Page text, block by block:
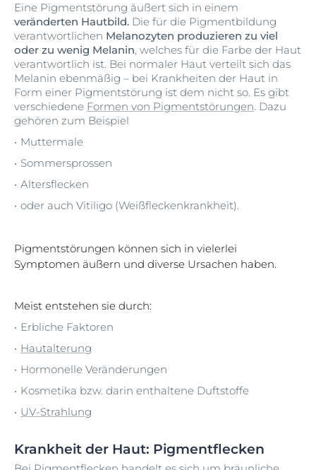
Eine Pigmentstörung äußert sich in einem
veränderten Hautbild. Die für die Pigmentbildung
verantwortlichen Melanozyten produzieren zu viel
oder zu wenig Melanin, welches für die Farbe der Haut
verantwortlich ist. Bei normaler Haut verteilt sich das
Melanin ebenmäßig – bei Krankheiten der Haut in
Form einer Pigmentstörung ist dem nicht so. Es gibt
verschiedene Formen von Pigmentstörungen. Dazu
gehören zum Beispiel
Muttermale
Sommersprossen
Altersflecken
oder auch Vitiligo (Weißfleckenkrankheit).
Pigmentstörungen können sich in vielerlei
Symptomen äußern und diverse Ursachen haben.
Meist entstehen sie durch:
Erbliche Faktoren
Hautalterung
Hormonelle Veränderungen
Kosmetika bzw. darin enthaltene Duftstoffe
UV-Strahlung
Krankheit der Haut: Pigmentflecken